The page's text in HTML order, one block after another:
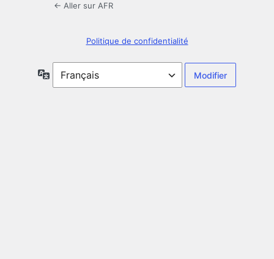
← Aller sur AFR
Politique de confidentialité
Langue